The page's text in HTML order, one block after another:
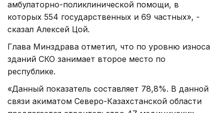
амбулаторно-поликлинической помощи, в
которых 554 государственных и 69 частных», -
сказал Алексей Цой.
Глава Минздрава отметил, что по уровню износа
зданий СКО занимает второе место по
республике.
«Данный показатель составляет 78,8%. В данной
связи акиматом Северо-Казахстанской области